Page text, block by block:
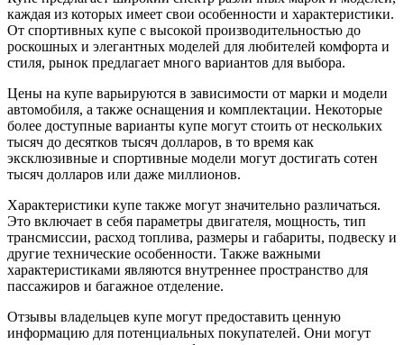
каждая из которых имеет свои особенности и характеристики.
От спортивных купе с высокой производительностью до
роскошных и элегантных моделей для любителей комфорта и
стиля, рынок предлагает много вариантов для выбора.
Цены на купе варьируются в зависимости от марки и модели
автомобиля, а также оснащения и комплектации. Некоторые
более доступные варианты купе могут стоить от нескольких
тысяч до десятков тысяч долларов, в то время как
эксклюзивные и спортивные модели могут достигать сотен
тысяч долларов или даже миллионов.
Характеристики купе также могут значительно различаться.
Это включает в себя параметры двигателя, мощность, тип
трансмиссии, расход топлива, размеры и габариты, подвеску и
другие технические особенности. Также важными
характеристиками являются внутреннее пространство для
пассажиров и багажное отделение.
Отзывы владельцев купе могут предоставить ценную
информацию для потенциальных покупателей. Они могут